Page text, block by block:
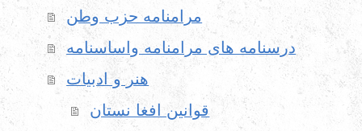
مرامنامه حزب وطن
درسنامه های مرامنامه واساسنامه
هنر و ادبیات
قوانین افغا نستان